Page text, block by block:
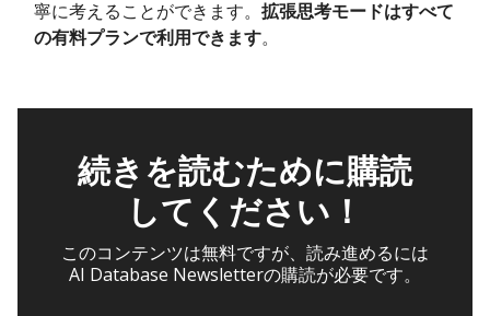
寧に考えることができます。 拡張思考モードはすべて
の有料プランで利用できます。
続きを読むために購読
してください！
このコンテンツは無料ですが、読み進めるには
AI Database Newsletterの購読が必要です。